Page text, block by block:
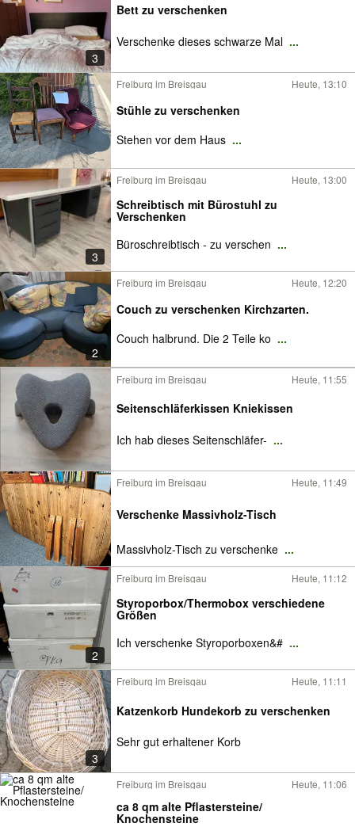
3
Bett zu verschenken
Verschenke dieses schwarze Mal ...
Freiburg im Breisgau Heute, 13:10
Stühle zu verschenken
Stehen vor dem Haus ...
3
Freiburg im Breisgau Heute, 13:00
Schreibtisch mit Bürostuhl zu
Verschenken
Büroschreibtisch - zu verschen ...
2
Freiburg im Breisgau Heute, 12:20
Couch zu verschenken Kirchzarten.
Couch halbrund. Die 2 Teile ko ...
Freiburg im Breisgau Heute, 11:55
Seitenschläferkissen Kniekissen
Ich hab dieses Seitenschläfer- ...
Freiburg im Breisgau Heute, 11:49
Verschenke Massivholz-Tisch
Massivholz-Tisch zu verschenke ...
2
Freiburg im Breisgau Heute, 11:12
Styroporbox/Thermobox verschiedene
Größen
Ich verschenke Styroporboxen&# ...
3
Freiburg im Breisgau Heute, 11:11
Katzenkorb Hundekorb zu verschenken
Sehr gut erhaltener Korb
Freiburg im Breisgau Heute, 11:06
ca 8 qm alte Pflastersteine/
Knochensteine